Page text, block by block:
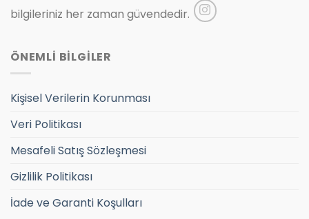
bilgileriniz her zaman güvendedir.
ÖNEMLİ BİLGİLER
Kişisel Verilerin Korunması
Veri Politikası
Mesafeli Satış Sözleşmesi
Gizlilik Politikası
İade ve Garanti Koşulları